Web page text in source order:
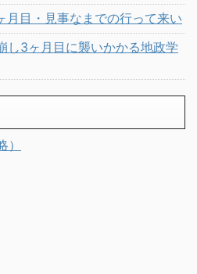
月目・見事なまでの行って来い
し3ヶ月目に襲いかかる地政学